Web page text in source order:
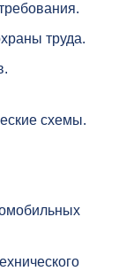
труда.
схемы.